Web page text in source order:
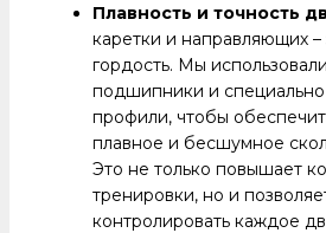
Плавность и точность
каретки и направляющих
гордость. Мы
подшипники и
профили, чтобы
плавное и бесшумное
Это не только повышает
тренировки, но и
контролировать каждое